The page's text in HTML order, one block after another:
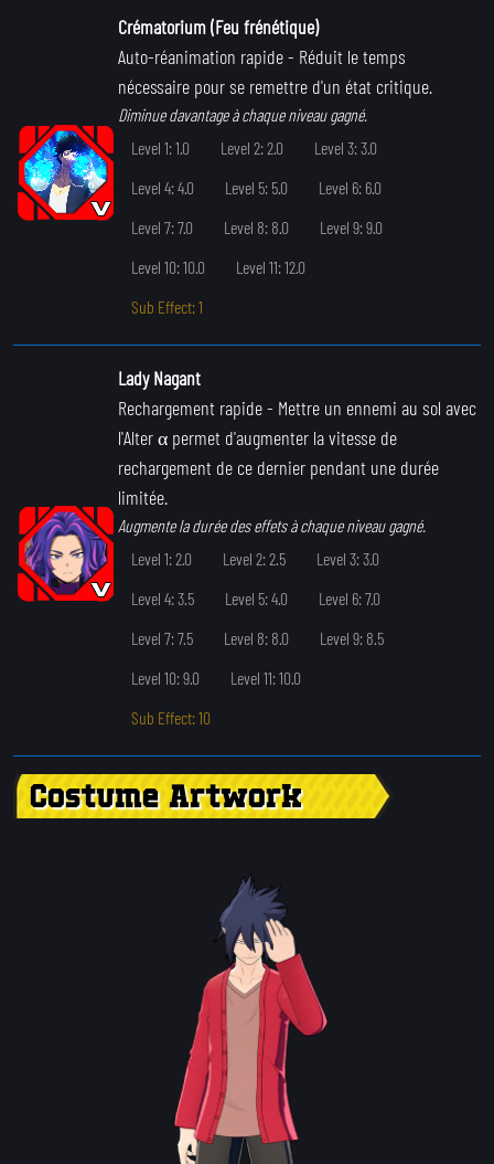
Crématorium (Feu frénétique)
Auto-réanimation rapide- Réduit le temps
nécessaire pour se remettre d'un état critique.
Diminue davantage à chaque niveau gagné.
Level 1: 1.0
Level 2: 2.0
Level 3: 3.0
Level 4: 4.0
Level 5: 5.0
Level 6: 6.0
Level 7: 7.0
Level 8: 8.0
Level 9: 9.0
Level 10: 10.0
Level 11: 12.0
Sub Effect: 1
Lady Nagant
Rechargement rapide- Mettre un ennemi au sol avec
l'Alter α permet d'augmenter la vitesse de
rechargement de ce dernier pendant une durée
limitée.
Augmente la durée des effets à chaque niveau gagné.
Level 1: 2.0
Level 2: 2.5
Level 3: 3.0
Level 4: 3.5
Level 5: 4.0
Level 6: 7.0
Level 7: 7.5
Level 8: 8.0
Level 9: 8.5
Level 10: 9.0
Level 11: 10.0
Sub Effect: 10
Costume Artwork